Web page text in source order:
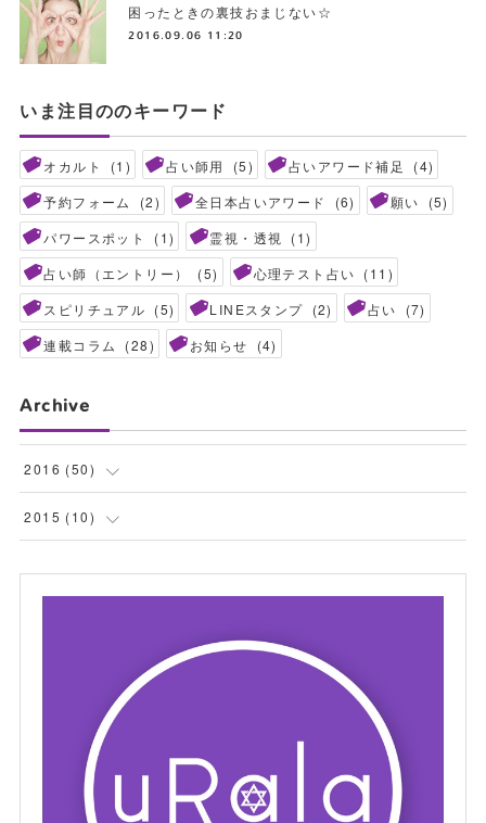
困ったときの裏技おまじない☆
2016.09.06 11:20
いま注目ののキーワード
オカルト (1 ) 占い師用 (5) 占いアワード補足 (4)
予約フォーム
(2) 全日本占いアワード (6) 願い (5)
パワースポット
(1) 霊視・透視 (1)
占い師（エントリー）
(5) 心理テスト占い (11 )
スピリチュアル (5) LINEスタンプ (2) 占い (7)
連載コラム
(28) お知らせ (4)
Archive
2016 (50)
(3)
)
1 )
2015 (10)